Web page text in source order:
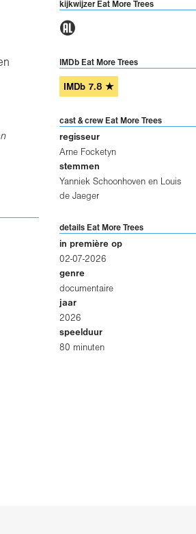
kijkwijzer Eat More Trees
1
IMDb Eat More Trees
IMDb 7.8 ★
cast & crew Eat More Trees
regisseur
Arne Focketyn
stemmen
Yanniek Schoonhoven en Louis
de Jaeger
details Eat More Trees
in première op
02-07-2026
genre
documentaire
jaar
2026
speelduur
80 minuten